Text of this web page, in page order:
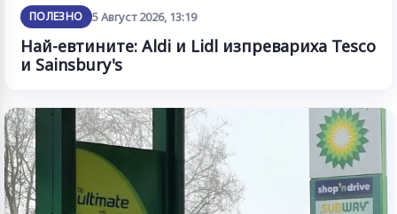
ПОЛЕЗНО 5 Август 2026, 13:19
Най-евтините: Aldi и Lidl изпревариха Tesco
и Sainsbury's